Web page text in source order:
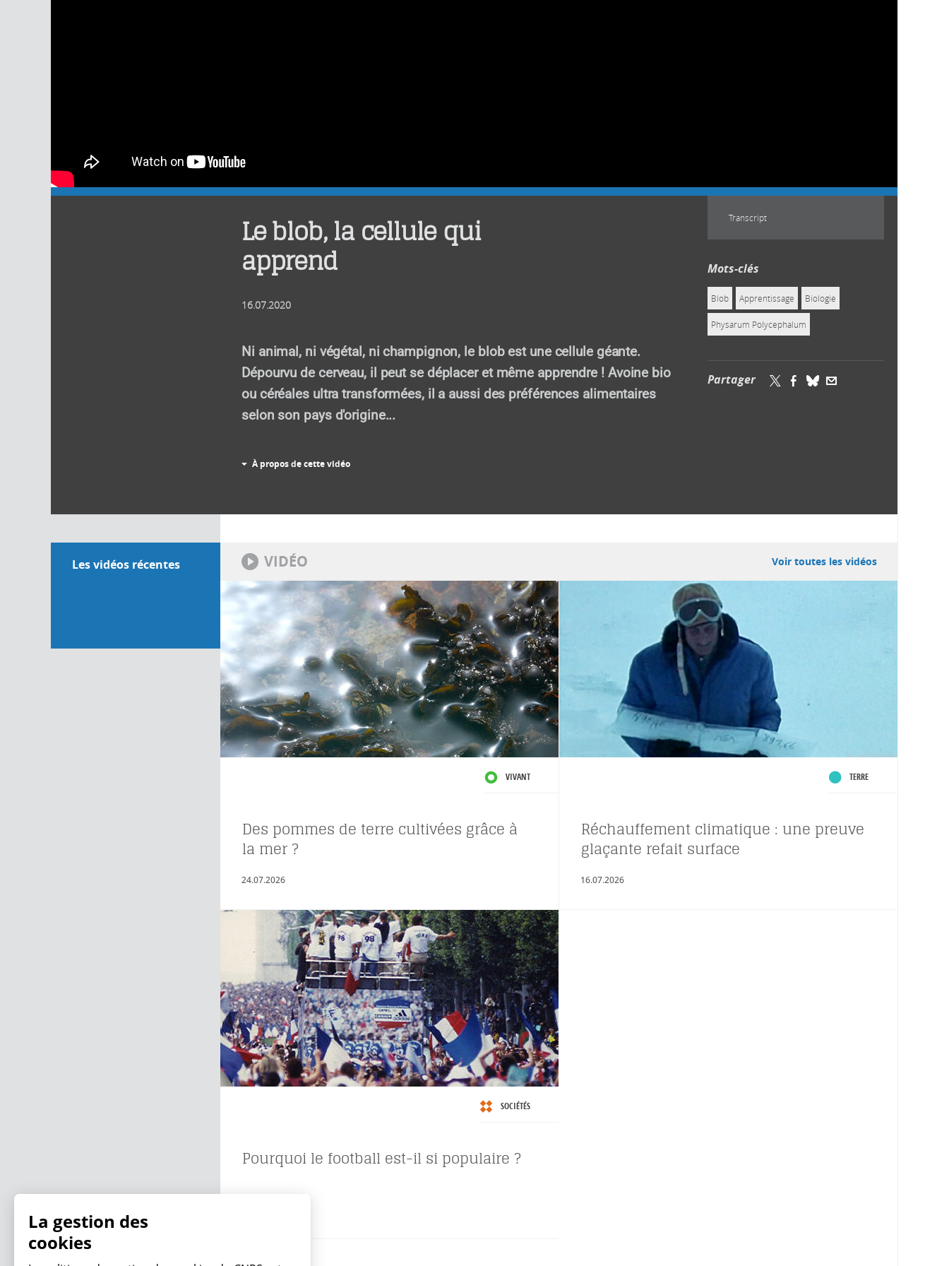
Le blob, la cellule qui
apprend
16.07.2020
Ni animal, ni végétal, ni champignon, le blob est une cellule géante.
Dépourvu de cerveau, il peut se déplacer et même apprendre ! Avoine bio
ou céréales ultra transformées, il a aussi des préférences alimentaires
selon son pays d'origine...
À propos de cette vidéo
Transcript
Mots-clés
Blob Apprentissage Biologie
Physarum Polycephalum
Partager
Les vidéos récentes VIDÉO Voir toutes les vidéos
VIVANT
Des pommes de terre cultivées grâce à
la mer ?
24.07.2026
TERRE
Réchauffement climatique : une preuve
glaçante refait surface
16.07.2026
SOCIÉTÉS
Pourquoi le football est-il si populaire ?
La gestion des
cookies